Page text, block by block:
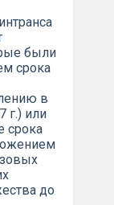
были
срока
в
г.) или
срока
до